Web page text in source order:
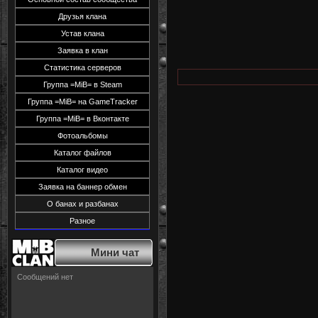
Друзья клана
Устав клана
Заявка в клан
Статистика серверов
Группа =MiB= в Steam
Группа =MiB= на GameTracker
Группа =MiB= в Вконтакте
Фотоальбомы
Каталог файлов
Каталог видео
Заявка на баннер обмен
О банах и разбанах
Разное
Мини чат